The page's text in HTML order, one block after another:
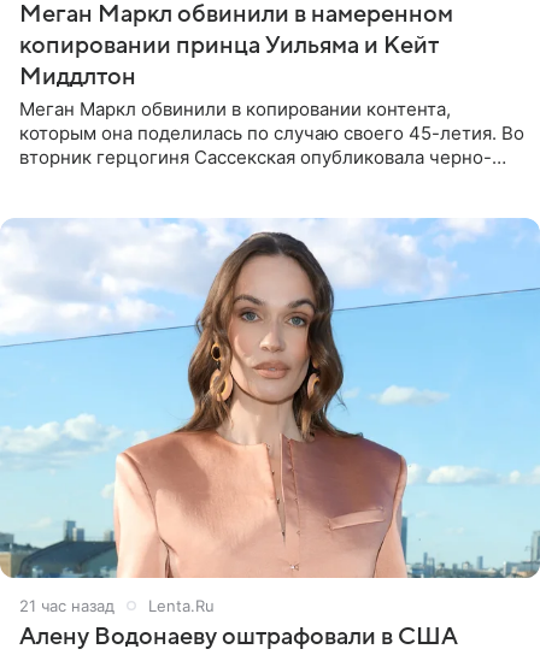
Меган Маркл обвинили в намеренном
копировании принца Уильяма и Кейт
Миддлтон
Меган Маркл обвинили в копировании контента,
которым она поделилась по случаю своего 45-летия. Во
вторник герцогиня Сассекская опубликовала черно-
21 час назад Lenta.Ru
Алену Водонаеву оштрафовали в США